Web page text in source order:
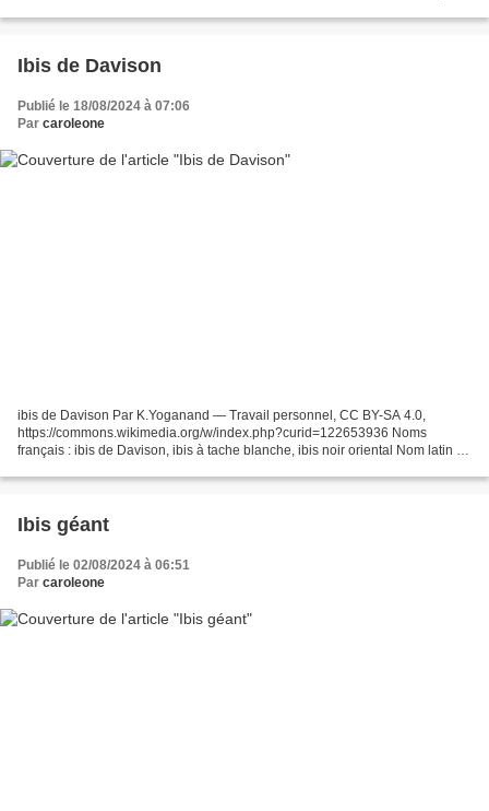
anglais...
Ibis de Davison
Publié le 18/08/2024 à 07:06
Par caroleone
ibis de Davison Par K.Yoganand — Travail personnel, CC BY-SA 4.0,
https://commons.wikimedia.org/w/index.php?curid=122653936 Noms
français : ibis de Davison, ibis à tache blanche, ibis noir oriental Nom latin :
Ibis géant
Publié le 02/08/2024 à 06:51
Par caroleone